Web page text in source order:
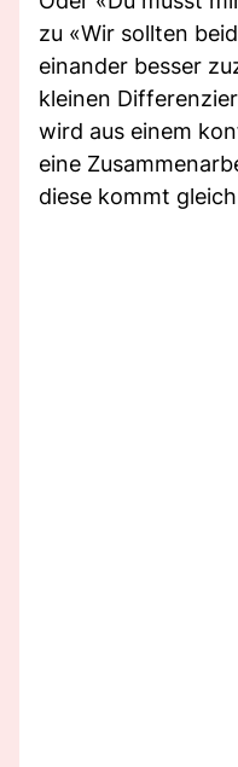
zu «Wir sollten
einander besser
kleinen
wird aus einem
eine
diese kommt